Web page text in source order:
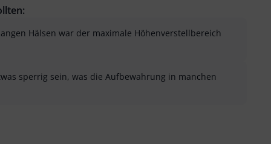
Hälsen war der maximale Höhenverstellbereich
sperrig sein, was die Aufbewahrung in manchen